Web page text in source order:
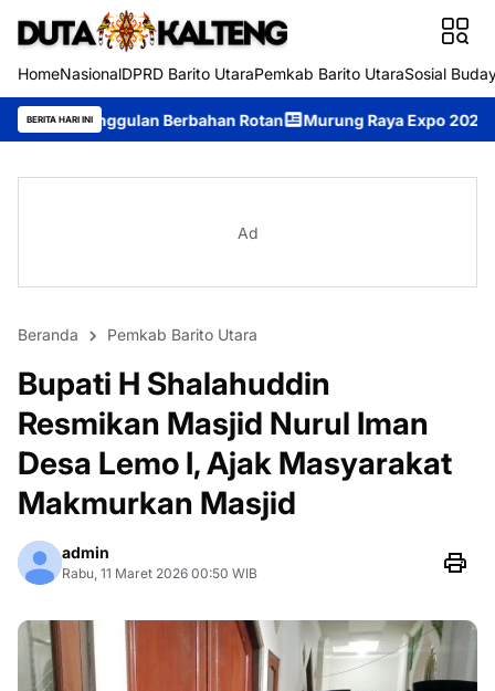
HomeNasionalDPRD Barito UtaraPemkab Barito UtaraSosial
BERITA HARI INI
Berbahan Rotan Murung Raya Expo 2026 Resmi Dibuka,
Ad
Beranda Pemkab Barito Utara
Bupati H Shalahuddin
Resmikan Masjid Nurul Iman
Desa Lemo I, Ajak Masyarakat
Makmurkan Masjid
admin
Rabu, 11 Maret 2026 00:50 WIB